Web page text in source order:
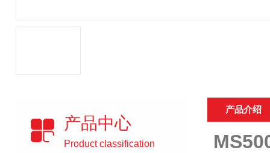
产品中心
Product classification
产品介绍